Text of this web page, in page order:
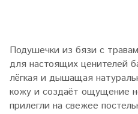
Подушечки из бязи с
для настоящих ценителей
лёгкая и дышащая
кожу и создаёт ощущение
прилегли на свежее